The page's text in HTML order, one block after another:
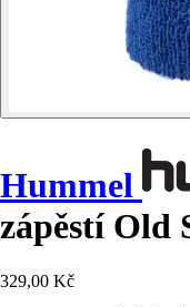
Hummel
zápěstí Old
329,00 Kč